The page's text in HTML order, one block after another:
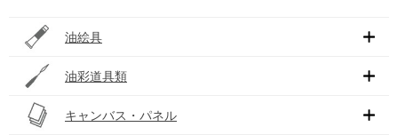
油絵具
油彩道具類
キャンバス・パネル